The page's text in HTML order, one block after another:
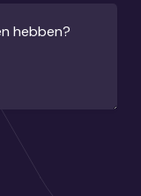
hebben?